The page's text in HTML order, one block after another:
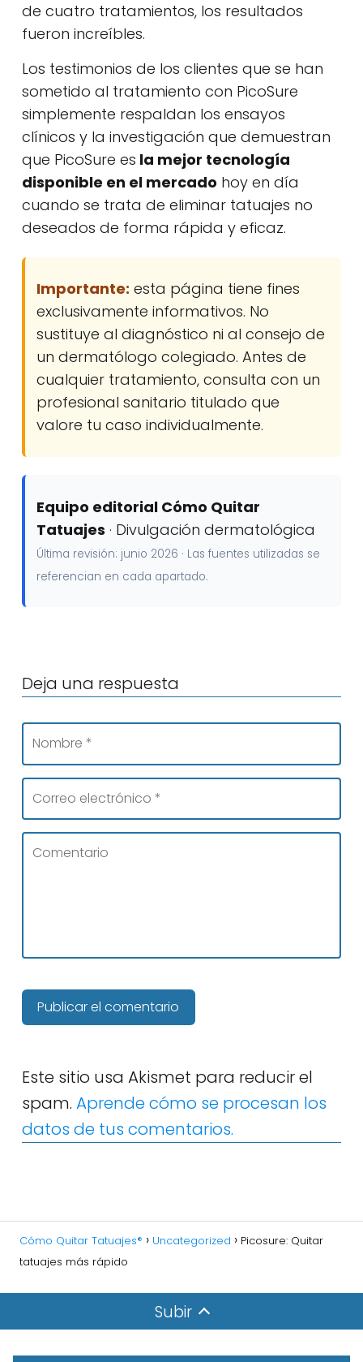
de cuatro tratamientos, los resultados
fueron increíbles.
Los testimonios de los clientes que se han
sometido al tratamiento con PicoSure
simplemente respaldan los ensayos
clínicos y la investigación que demuestran
que PicoSure es la mejor tecnología
disponible en el mercado hoy en día
cuando se trata de eliminar tatuajes no
deseados de forma rápida y eficaz.
Importante: esta página tiene fines
exclusivamente informativos. No
sustituye al diagnóstico ni al consejo de
un dermatólogo colegiado. Antes de
cualquier tratamiento, consulta con un
profesional sanitario titulado que
valore tu caso individualmente.
Equipo editorial Cómo Quitar
Tatuajes · Divulgación dermatológica
Última revisión: junio 2026 · Las fuentes utilizadas se
referencian en cada apartado.
Deja una respuesta
Este sitio usa Akismet para reducir el
spam.Aprende cómo se procesan los
datos de tus comentarios.
Cómo Quitar Tatuajes® Uncategorized
Picosure: Quitar
tatuajes más rápido
Subir